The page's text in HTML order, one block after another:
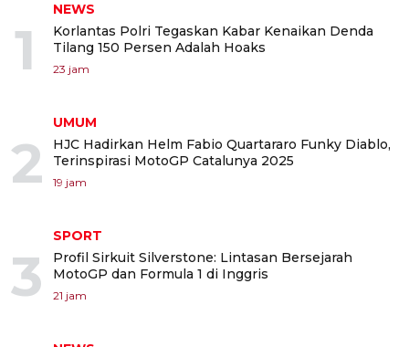
1
NEWS
Korlantas Polri Tegaskan Kabar Kenaikan Denda
Tilang 150 Persen Adalah Hoaks
23 jam
2
UMUM
HJC Hadirkan Helm Fabio Quartararo Funky Diablo,
Terinspirasi MotoGP Catalunya 2025
19 jam
3
SPORT
Profil Sirkuit Silverstone: Lintasan Bersejarah
MotoGP dan Formula 1 di Inggris
21 jam